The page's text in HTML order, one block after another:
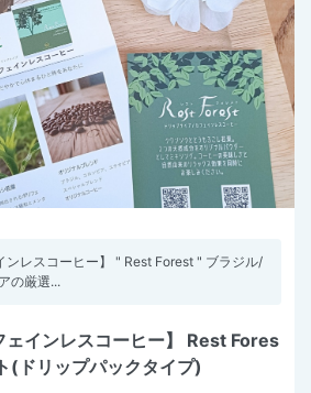
ンレスコーヒー】 " Rest Forest " ブラジル/
の厳選...
ェインレスコーヒー】 Rest Fores
(ドリップパックタイプ)